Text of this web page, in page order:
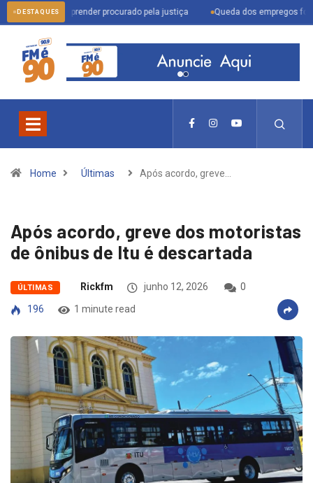
DESTAQUES
para prender procurado pela justiça Queda dos empregos formais
Home Últimas Após acordo, greve…
Após acordo, greve dos motoristas
de ônibus de Itu é descartada
ÚLTIMAS Rickfm junho 12, 2026
0
196
1 minute read